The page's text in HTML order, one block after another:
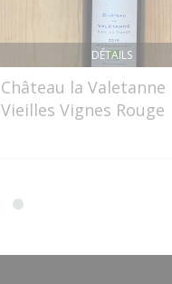
DÉTAILS
Château la Valetanne
Vieilles Vignes Rouge